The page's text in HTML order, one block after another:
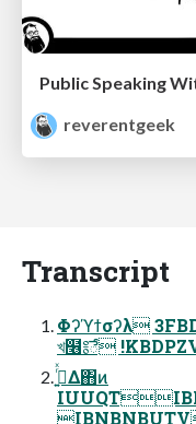
reverentgeek
Transcript
Φʔϓϯσʔλ
খ໦༔ే
࡞͍ͬͯΔ΋ͷ